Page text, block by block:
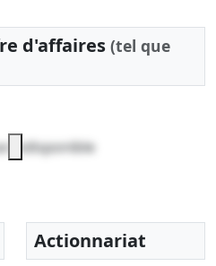
d'affaires (tel que
indisponible
Actionnariat